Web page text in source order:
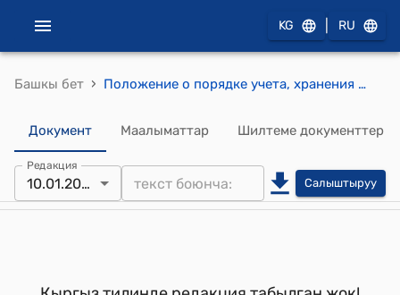
KG RU
Башкы бет › Положение о порядке учета, хранения и передачи архивных документов при реорганизации или ликвидации учреждений, организаций, предприятий (Утверждено решением коллегии Министерства образования и культуры Кыргызской Республики от 10 января 2002 года № 1/4)
Документ Маалыматтар Шилтеме документтер
Редакция
10.01.2002 Салыштыруу